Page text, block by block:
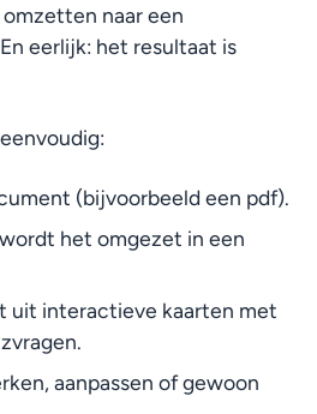
naar een
eerlijk: het resultaat is
(bijvoorbeeld een pdf).
het omgezet in een
uit interactieve kaarten met
aanpassen of gewoon